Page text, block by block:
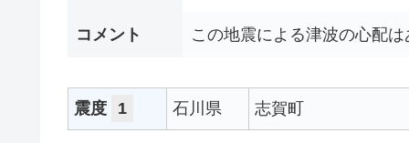
コメント この地震による津波の心配
震度 1 石川県 志賀町